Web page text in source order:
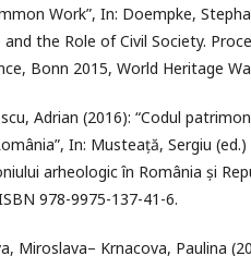
Work”, In: Doempke,
and the Role of Civil Society.
Bonn 2015, World Heritage
Adrian (2016): “Codul
In: Musteață, Sergiu
arheologic în România și
978-9975-137-41-6.
Miroslava– Krnacova, Paulina